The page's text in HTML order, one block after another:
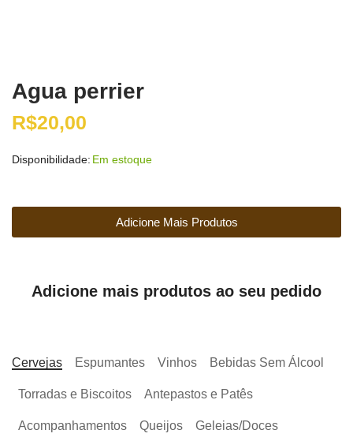
Agua perrier
R$20,00
Disponibilidade: Em estoque
Adicione Mais Produtos
Adicione mais produtos ao seu pedido
Cervejas Espumantes Vinhos Bebidas Sem Álcool
Torradas e Biscoitos Antepastos e Patês
Acompanhamentos Queijos Geleias/Doces